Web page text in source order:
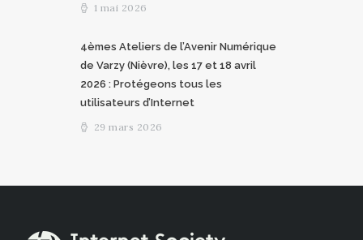
1 mai 2026
4èmes Ateliers de l’Avenir Numérique
de Varzy (Nièvre), les 17 et 18 avril
2026 : Protégeons tous les
utilisateurs d’Internet
29 mars 2026